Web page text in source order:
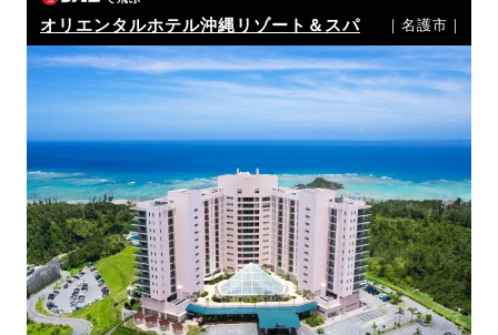
オリエンタルホテル沖縄リゾート＆スパ ｜名護市｜